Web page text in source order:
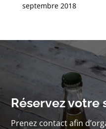
septembre 2018
Réservez votre
Prenez contact afin